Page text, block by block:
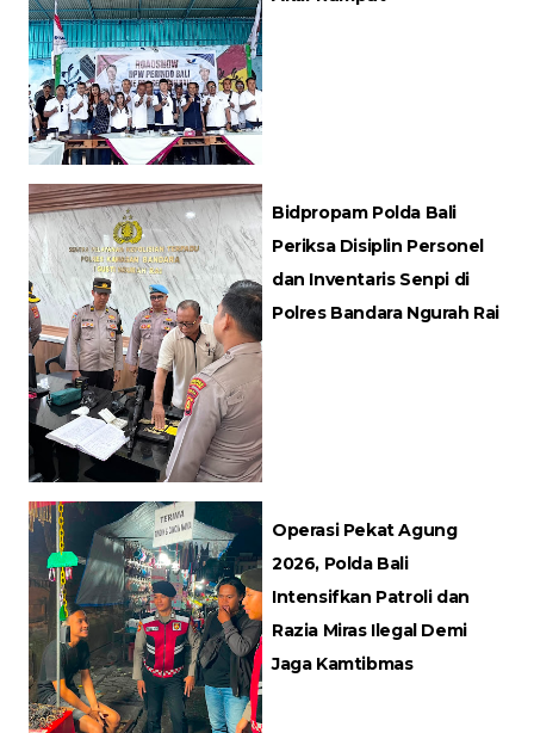
Bidpropam Polda Bali
Periksa Disiplin Personel
dan Inventaris Senpi di
Polres Bandara Ngurah Rai
Operasi Pekat Agung
2026, Polda Bali
Intensifkan Patroli dan
Razia Miras Ilegal Demi
Jaga Kamtibmas